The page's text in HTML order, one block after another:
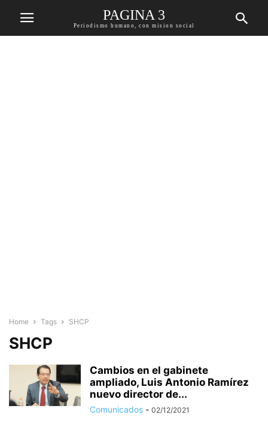
PAGINA 3
Periodismo humano, con mision social
Home Tags SHCP
SHCP
Cambios en el gabinete
ampliado, Luis Antonio Ramírez
nuevo director de...
Comunicados - 02/12/2021